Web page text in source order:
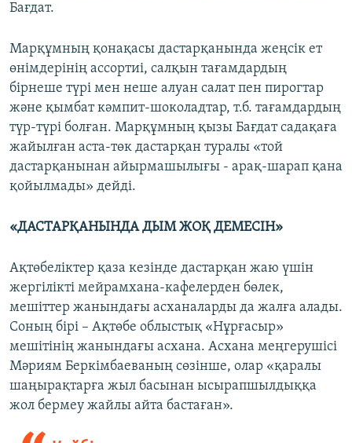
Бағдат.
Марқұмның қонақасы дастарқанында жеңсік ет
өнімдерінің ассортиі, салқын тағамдардың
бірнеше түрі мен неше алуан салат пен пирогтар
және қымбат кәмпит-шоколадтар, т.б. тағамдардың
түр-түрі болған. Марқұмның қызы Бағдат садақаға
жайылған аста-төк дастарқан туралы «той
дастарқанынан айырмашылығы - арақ-шарап қана
қойылмады» дейді.
«ДАСТАРҚАНЫНДА ДЫМ ЖОҚ ДЕМЕСІН»
Ақтөбеліктер қаза кезінде дастарқан жаю үшін
жергілікті мейрамхана-кафелерден бөлек,
мешіттер жанындағы асханаларды да жалға алады.
Соның бірі – Ақтөбе облыстық «Нұрғасыр»
мешітінің жанындағы асхана. Асхана меңгерушісі
Мәриям Беркімбаеваның сөзінше, олар «қаралы
шаңырақтарға жыл басынан ысырапшылдыққа
жол бермеу жайлы айта бастаған».